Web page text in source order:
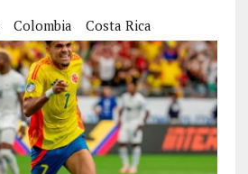
Colombia Costa Rica